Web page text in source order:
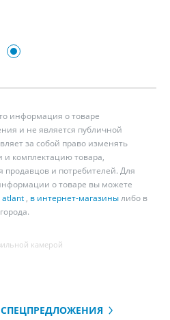
информация о товаре
и не является публичной
за собой право изменять
и комплектацию товара,
продавцов и потребителей. Для
о товаре вы можете
atlant, в интернет-магазинылибо в
камерой